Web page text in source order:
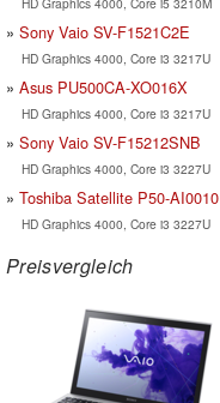
Sony Vaio SV-F1521C2E
HD Graphics 4000, Core i3 3217U
Asus PU500CA-XO016X
HD Graphics 4000, Core i3 3217U
Sony Vaio SV-F15212SNB
HD Graphics 4000, Core i3 3227U
Toshiba Satellite P50-AI0010
HD Graphics 4000, Core i3 3227U
Preisvergleich